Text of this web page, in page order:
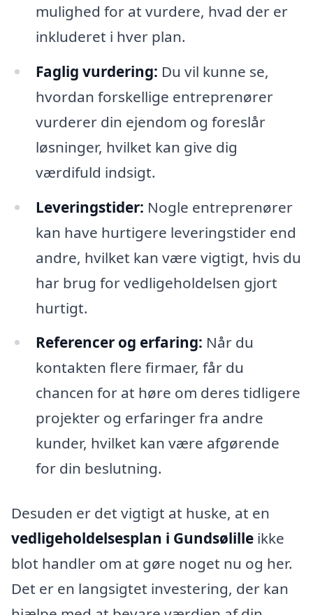
mulighed for at vurdere, hvad der er
inkluderet i hver plan.
Faglig vurdering: Du vil kunne se,
hvordan forskellige entreprenører
vurderer din ejendom og foreslår
løsninger, hvilket kan give dig
værdifuld indsigt.
Leveringstider: Nogle entreprenører
kan have hurtigere leveringstider end
andre, hvilket kan være vigtigt, hvis du
har brug for vedligeholdelsen gjort
hurtigt.
Referencer og erfaring: Når du
kontakten flere firmaer, får du
chancen for at høre om deres tidligere
projekter og erfaringer fra andre
kunder, hvilket kan være afgørende
for din beslutning.
Desuden er det vigtigt at huske, at en
vedligeholdelsesplan i Gundsølille ikke
blot handler om at gøre noget nu og her.
Det er en langsigtet investering, der kan